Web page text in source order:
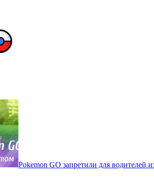
Pokеmon GO запретили для водителей